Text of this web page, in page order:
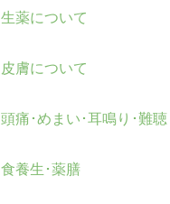
生薬について
皮膚について
頭痛･めまい･耳鳴り･難聴
食養生･薬膳